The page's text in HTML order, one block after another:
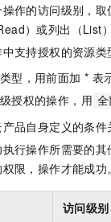
作的访问级别，取
）或列出（List）
支持授权的资源类
型，用前面加 * 表
授权的操作，用 全
品自身定义的条件
行操作所需要的
限，操作才能成功。
访问级别